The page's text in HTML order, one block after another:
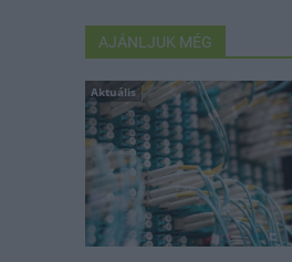
AJÁNLJUK MÉG
Aktuális